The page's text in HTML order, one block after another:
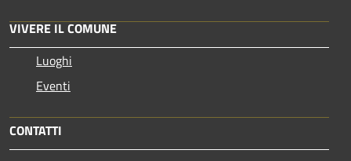
VIVERE IL COMUNE
Luoghi
Eventi
CONTATTI